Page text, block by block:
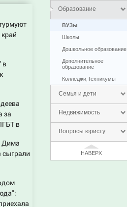
Образование
ВУЗы
Школы
Дошкольное образование
Дополнительное
образование
Колледжи,Техникумы
Семья и дети
Недвижимость
Вопросы юристу
НАВЕРХ
в
за
в
Дима
сыграли